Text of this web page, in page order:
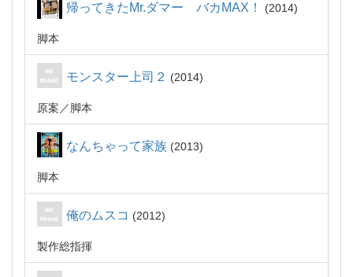
帰ってきたMr.ダマー バカMAX！ 2014
脚本
モンスター上司２ 2014
原案 脚本
なんちゃって家族 2013
脚本
俺のムスコ 2012
製作総指揮